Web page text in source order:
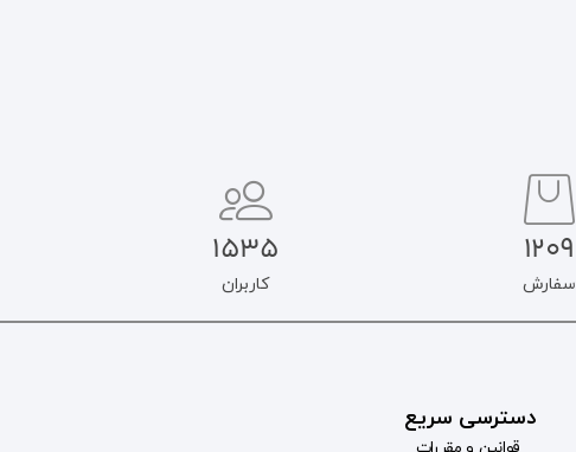
1209
سفارش
1535
کاربران
دسترسی سریع